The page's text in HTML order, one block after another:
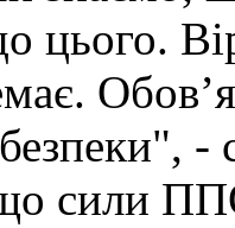
цього.
-
сили